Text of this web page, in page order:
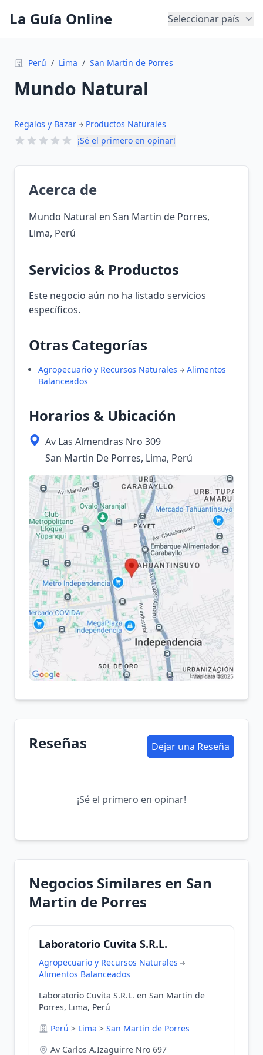
La Guía Online Seleccionar país
Perú / Lima / San Martin de Porres
Mundo Natural
Regalos y Bazar
Productos Naturales
¡Sé el primero en opinar!
Acerca de
Mundo Natural en San Martin de Porres,
Lima, Perú
Servicios & Productos
Este negocio aún no ha listado servicios
específicos.
Otras Categorías
Agropecuario y Recursos Naturales
Alimentos
Balanceados
Horarios & Ubicación
Av Las Almendras Nro 309
San Martin De Porres, Lima, Perú
Reseñas Dejar una Reseña
¡Sé el primero en opinar!
Negocios Similares en San
Martin de Porres
Laboratorio Cuvita S.R.L.
Agropecuario y Recursos Naturales
Alimentos Balanceados
Laboratorio Cuvita S.R.L. en San Martin de
Porres, Lima, Perú
Perú > Lima > San Martin de Porres
Av Carlos A.Izaguirre Nro 697